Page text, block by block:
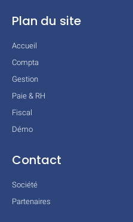
Plan du site
Accueil
Compta
Gestion
Paie & RH
Fiscal
Démo
Contact
Société
Partenaires